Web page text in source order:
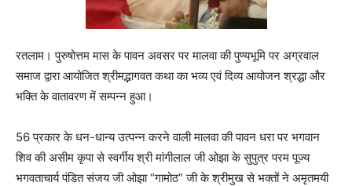
रतलाम। पुरुषोत्तम मास के पावन अवसर पर मालवा की पुण्यभूमि पर अग्रवाल
समाज द्वारा आयोजित श्रीमद्भागवत कथा का भव्य एवं दिव्य आयोजन श्रद्धा और
भक्ति के वातावरण में सम्पन्न हुआ।
56 प्रकार के धन-धान्य उत्पन्न करने वाली मालवा की पावन धरा पर भगवान
शिव की असीम कृपा से स्वर्गीय श्री मांगीलाल जी ओझा के सुपुत्र परम पूज्य
भगवताचार्य पंडित संजय जी ओझा “गामोठ” जी के श्रीमुख से भक्तों ने अमृतमयी